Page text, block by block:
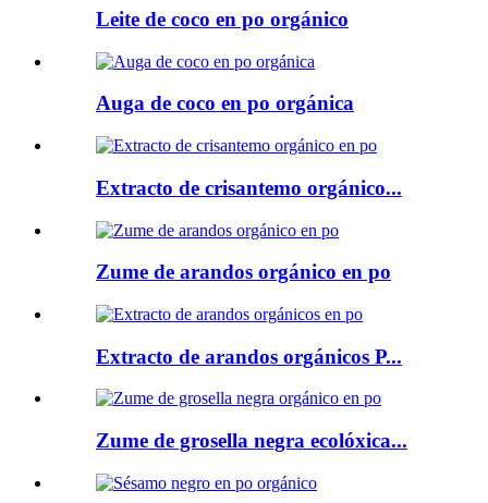
Leite de coco en po orgánico
Auga de coco en po orgánica
Extracto de crisantemo orgánico...
Zume de arandos orgánico en po
Extracto de arandos orgánicos P...
Zume de grosella negra ecolóxica...